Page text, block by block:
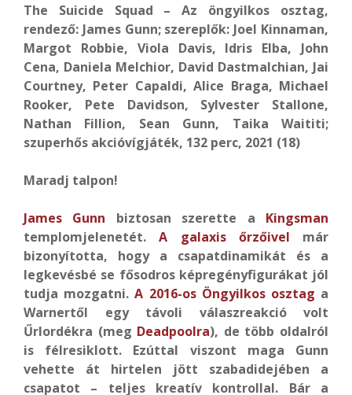
The Suicide Squad – Az öngyilkos osztag,
rendező: James Gunn; szereplők: Joel Kinnaman,
Margot Robbie, Viola Davis, Idris Elba, John
Cena, Daniela Melchior, David Dastmalchian, Jai
Courtney, Peter Capaldi, Alice Braga, Michael
Rooker, Pete Davidson, Sylvester Stallone,
Nathan Fillion, Sean Gunn, Taika Waititi;
szuperhős akcióvígjáték, 132 perc, 2021 (18)
Maradj talpon!
James Gunn biztosan szerette a Kingsman
templomjelenetét.A galaxis őrzőivel már
bizonyította, hogy a csapatdinamikát és a
legkevésbé se fősodros képregényfigurákat jól
tudja mozgatni.A 2016-os Öngyilkos osztag a
Warnertől egy távoli válaszreakció volt
Űrlordékra (meg Deadpoolra), de több oldalról
is félresiklott. Ezúttal viszont maga Gunn
vehette át hirtelen jött szabadidejében a
csapatot – teljes kreatív kontrollal. Bár a